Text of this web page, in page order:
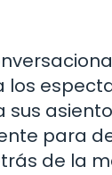
los
sus
para
de la